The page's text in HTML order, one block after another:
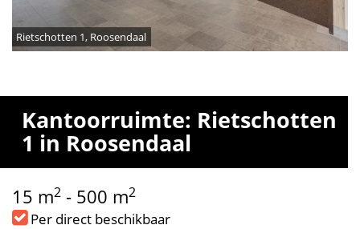
Rietschotten 1, Roosendaal
Kantoorruimte: Rietschotten
1 in Roosendaal
15 m2 - 500 m2
Per direct beschikbaar